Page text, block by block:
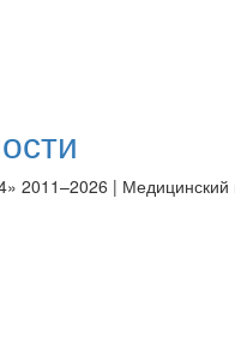
2011–2026 | Медицинский